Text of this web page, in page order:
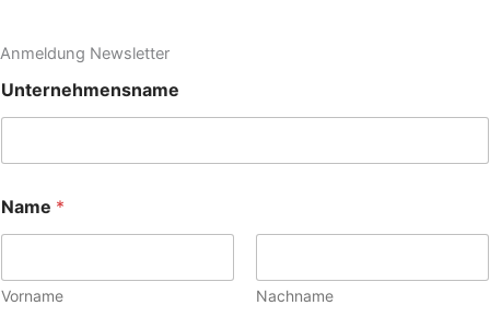
m
Anmeldung Newsletter
Unternehmensname
Name *
Vorname Nachname